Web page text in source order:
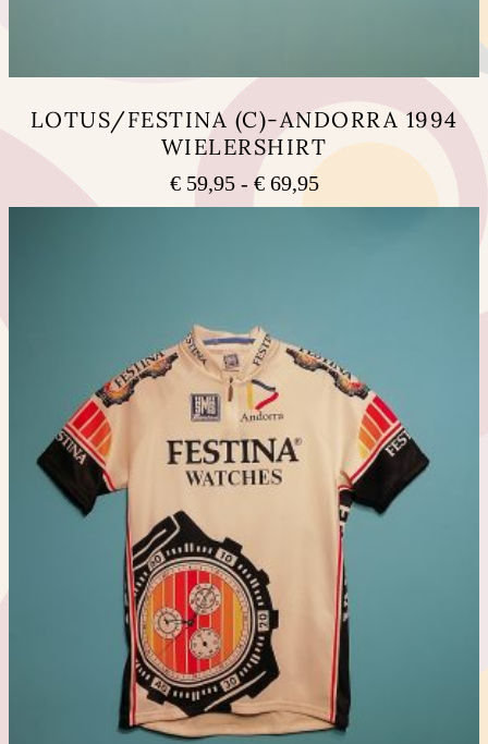
LOTUS/FESTINA (C)-ANDORRA 1994
WIELERSHIRT
€59,95 - €69,95Prijsklasse:
€ 59,95
optie
kan
gekozen
worden
op
productpagina